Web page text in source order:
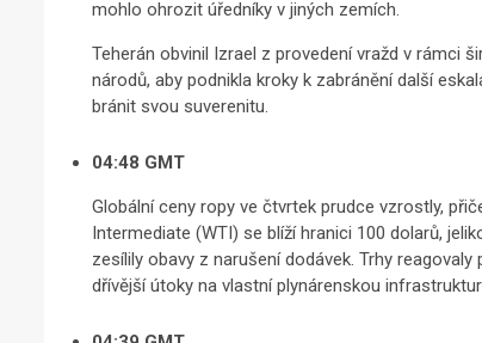
mohlo ohrozit úředníky v jiných zemích.
Teherán obvinil Izrael z provedení vražd v rámci
národů, aby podnikla kroky k zabránění další
bránit svou suverenitu.
04:48 GMT
Globální ceny ropy ve čtvrtek prudce vzrostly,
Intermediate (WTI) se blíží hranici 100 dolarů,
zesílily obavy z narušení dodávek. Trhy
dřívější útoky na vlastní plynárenskou